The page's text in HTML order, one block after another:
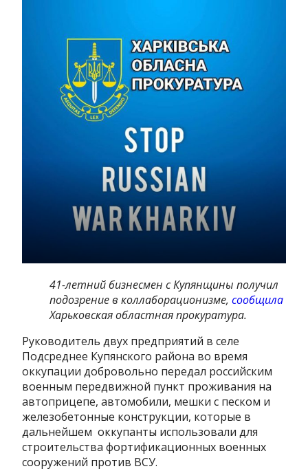
41-летний бизнесмен с Купянщины получил
подозрение в коллаборационизме,сообщила
Харьковская областная прокуратура.
Руководитель двух предприятий в селе
Подсреднее Купянского района во время
оккупации добровольно передал российским
военным передвижной пункт проживания на
автоприцепе, автомобили, мешки с песком и
железобетонные конструкции, которые в
дальнейшем оккупанты использовали для
строительства фортификационных военных
сооружений против ВСУ.